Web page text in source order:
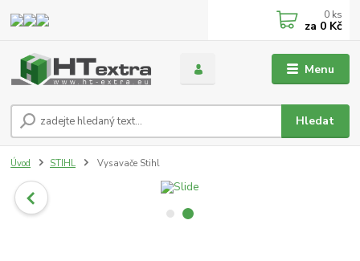
Menu
Hledat
0 ks
za 0 Kč
Úvod STIHL Vysavače Stihl